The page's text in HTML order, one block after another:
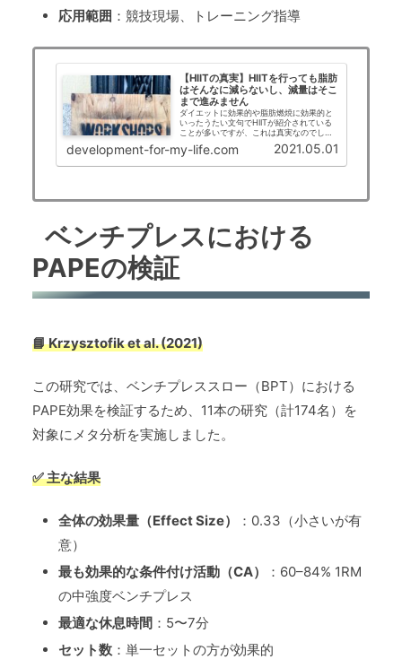
応用範囲 ：競技現場、トレーニング指導
【HIITの真実】HIITを行っても脂肪
はそんなに減らないし、減量はそこ
まで進みません
ダイエットに効果的や脂肪燃焼に効果的と
いったうたい文句でHIITが紹介されている
ことが多いですが、これは真実なのでしょ
うか？？科学的根拠をもとに解説していき
ます。
development-for-my-life.com 2021.05.01
ベンチプレスにおける
PAPEの検証
📘 Krzysztofik et al. (2021)
この研究では、ベンチプレススロー（BPT）における
PAPE効果を検証するため、11本の研究（計174名）を
対象にメタ分析を実施しました。
✅ 主な結果
全体の効果量（Effect Size）
：0.33（小さいが有
意）
最も効果的な条件付け活動（CA）
：60–84% 1RM
の中強度ベンチプレス
最適な休息時間 ：5〜7分
セット数 ：単一セットの方が効果的